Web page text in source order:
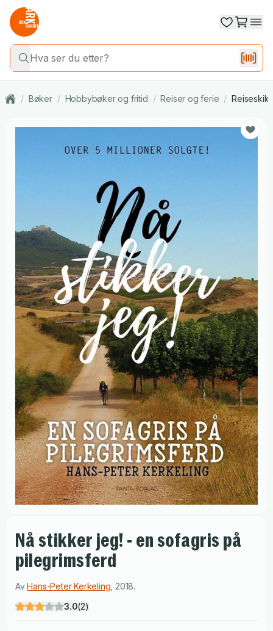
/ Bøker / Hobbybøker og fritid / Reiser og ferie /
Nå stikker jeg! - en sofagris på
pilegrimsferd
AvHans-Peter Kerkeling 2018.
3.0(2)